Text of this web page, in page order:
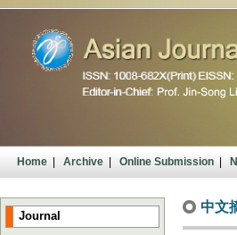
Home| Archive| Online Submission|
Journal
中文